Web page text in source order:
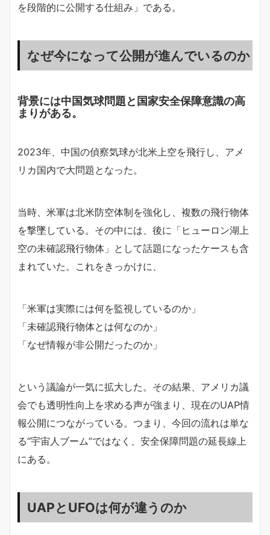
を段階的に公開する仕組み」である。
なぜ今になって公開が進んでいるのか
背景には中国気球問題と国家安全保障意識の高
まりがある。
2023年、中国の偵察気球が北米上空を飛行し、アメ
リカ国内で大問題となった。
当時、米軍は北米防空体制を強化し、複数の飛行物体
を撃墜している。その中には、後に「ヒューロン湖上
空の未確認飛行物体」として話題になったケースも含
まれていた。これをきっかけに、
「米軍は実際には何を監視しているのか」
「未確認飛行物体とは何なのか」
「なぜ情報が非公開だったのか」
という議論が一気に拡大した。その結果、アメリカ議
会でも透明性向上を求める声が強まり、現在のUAP情
報公開につながっている。つまり、今回の流れは単な
る“宇宙人ブーム”ではなく、安全保障問題の延長線上
にある。
UAPとUFOは何が違うのか